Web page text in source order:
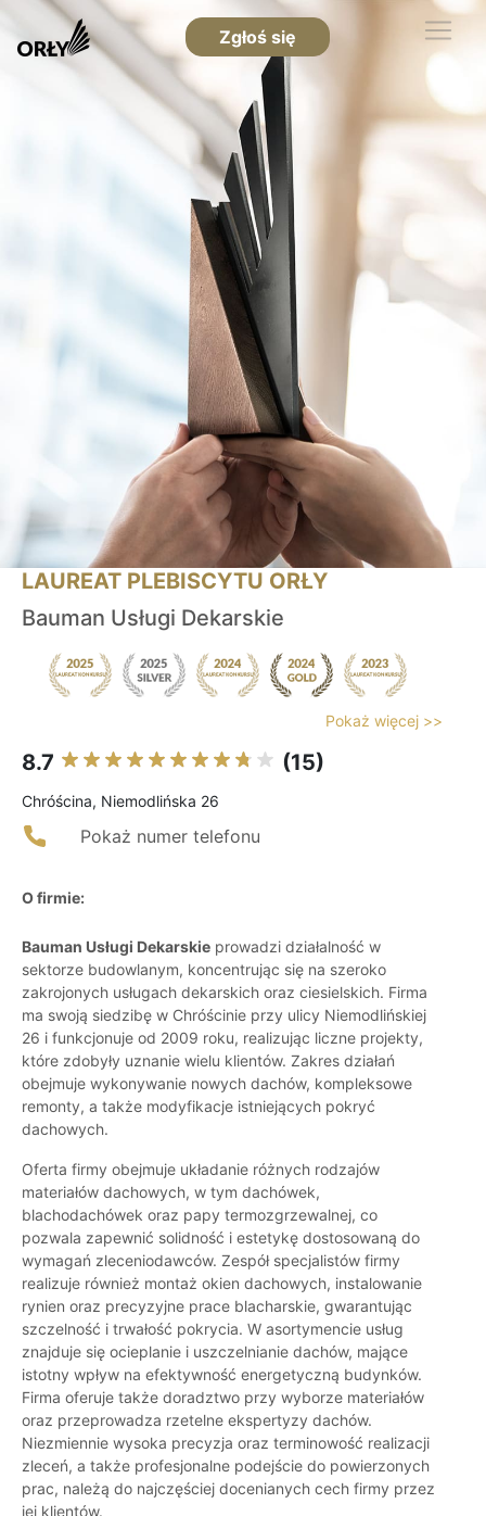
Zgłoś się
LAUREAT PLEBISCYTU ORŁY
Bauman Usługi Dekarskie
Pokaż więcej >>
8.7 (15)
Chróścina, Niemodlińska 26
Pokaż numer telefonu
O firmie:
Bauman Usługi Dekarskie prowadzi działalność w
sektorze budowlanym, koncentrując się na szeroko
zakrojonych usługach dekarskich oraz ciesielskich. Firma
ma swoją siedzibę w Chróścinie przy ulicy Niemodlińskiej
26 i funkcjonuje od 2009 roku, realizując liczne projekty,
które zdobyły uznanie wielu klientów. Zakres działań
obejmuje wykonywanie nowych dachów, kompleksowe
remonty, a także modyfikacje istniejących pokryć
dachowych.
Oferta firmy obejmuje układanie różnych rodzajów
materiałów dachowych, w tym dachówek,
blachodachówek oraz papy termozgrzewalnej, co
pozwala zapewnić solidność i estetykę dostosowaną do
wymagań zleceniodawców. Zespół specjalistów firmy
realizuje również montaż okien dachowych, instalowanie
rynien oraz precyzyjne prace blacharskie, gwarantując
szczelność i trwałość pokrycia. W asortymencie usług
znajduje się ocieplanie i uszczelnianie dachów, mające
istotny wpływ na efektywność energetyczną budynków.
Firma oferuje także doradztwo przy wyborze materiałów
oraz przeprowadza rzetelne ekspertyzy dachów.
Niezmiennie wysoka precyzja oraz terminowość realizacji
zleceń, a także profesjonalne podejście do powierzonych
prac, należą do najczęściej docenianych cech firmy przez
jej klientów.